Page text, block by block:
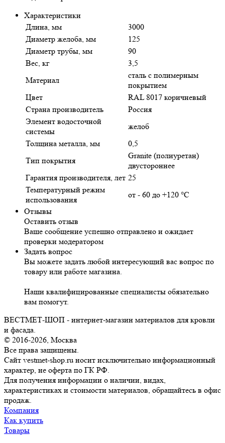
Характеристики
Длина, мм
3000
Диаметр желоба, мм
125
Диаметр трубы, мм
90
Вес, кг
3,5
Материал
сталь с полимерным
покрытием
Цвет
RAL 8017 коричневый
Страна производитель
Россия
Элемент водосточной
системы
желоб
Толщина металла, мм
0,5
Тип покрытия
Granite (полиуретан)
двустороннее
Гарантия производителя, лет 25
Температурный режим
использования
от - 60 до +120 °C
Отзывы
Оставить отзыв
Ваше сообщение успешно отправлено и ожидает
проверки модератором
Задать вопрос
Вы можете задать любой интересующий вас вопрос по
товару или работе магазина.
Наши квалифицированные специалисты обязательно
вам помогут.
ВЕСТМЕТ-ШОП - интернет-магазин материалов для кровли
и фасада.
© 2016-2026, Москва
Все права защищены.
Сайт vestmet-shop.ru носит исключительно информационный
характер, не оферта по ГК РФ.
Для получения информации о наличии, видах,
характеристиках и стоимости материалов, обращайтесь в офис
продаж.
Компания
Как купить
Товары